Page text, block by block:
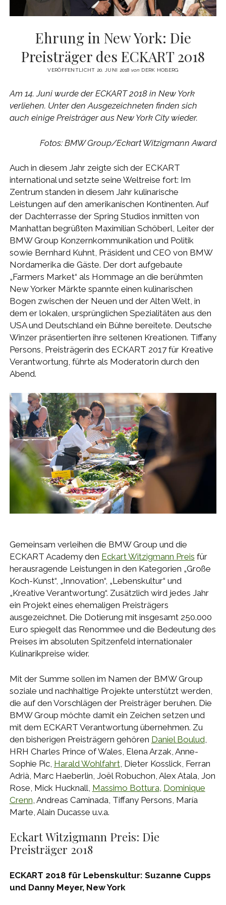
Ehrung in New York: Die
Preisträger des ECKART 2018
VERÖFFENTLICHT 20. JUNI 2018von DERK HOBERG
Am 14. Juni wurde der ECKART 2018 in New York
verliehen. Unter den Ausgezeichneten finden sich
auch einige Preisträger aus New York City wieder.
Fotos: BMW Group/Eckart Witzigmann Award
Auch in diesem Jahr zeigte sich der ECKART
international und setzte seine Weltreise fort: Im
Zentrum standen in diesem Jahr kulinarische
Leistungen auf den amerikanischen Kontinenten. Auf
der Dachterrasse der Spring Studios inmitten von
Manhattan begrüßten Maximilian Schöberl, Leiter der
BMW Group Konzernkommunikation und Politik
sowie Bernhard Kuhnt, Präsident und CEO von BMW
Nordamerika die Gäste. Der dort aufgebaute
„Farmers Market“ als Hommage an die berühmten
New Yorker Märkte spannte einen kulinarischen
Bogen zwischen der Neuen und der Alten Welt, in
dem er lokalen, ursprünglichen Spezialitäten aus den
USA und Deutschland ein Bühne bereitete. Deutsche
Winzer präsentierten ihre seltenen Kreationen. Tiffany
Persons, Preisträgerin des ECKART 2017 für Kreative
Verantwortung, führte als Moderatorin durch den
Abend.
Gemeinsam verleihen die BMW Group und die
ECKART Academy den Eckart Witzigmann Preis für
herausragende Leistungen in den Kategorien „Große
Koch-Kunst“, „Innovation“, „Lebenskultur“ und
„Kreative Verantwortung“. Zusätzlich wird jedes Jahr
ein Projekt eines ehemaligen Preisträgers
ausgezeichnet. Die Dotierung mit insgesamt 250.000
Euro spiegelt das Renommee und die Bedeutung des
Preises im absoluten Spitzenfeld internationaler
Kulinarikpreise wider.
Mit der Summe sollen im Namen der BMW Group
soziale und nachhaltige Projekte unterstützt werden,
die auf den Vorschlägen der Preisträger beruhen. Die
BMW Group möchte damit ein Zeichen setzen und
mit dem ECKART Verantwortung übernehmen. Zu
den bisherigen Preisträgern gehören Daniel Boulud
HRH Charles Prince of Wales, Elena Arzak, Anne-
Sophie Pic, Harald Wohlfahrt, Dieter Kosslick, Ferran
Adrià, Marc Haeberlin, Joël Robuchon, Alex Atala, Jon
Rose, Mick Hucknall, Massimo Bottura, Dominique
Crenn , Andreas Caminada, Tiffany Persons, María
Marte, Alain Ducasse u.v.a.
Eckart Witzigmann Preis: Die
Preisträger 2018
ECKART 2018 für Lebenskultur: Suzanne Cupps
und Danny Meyer, New York